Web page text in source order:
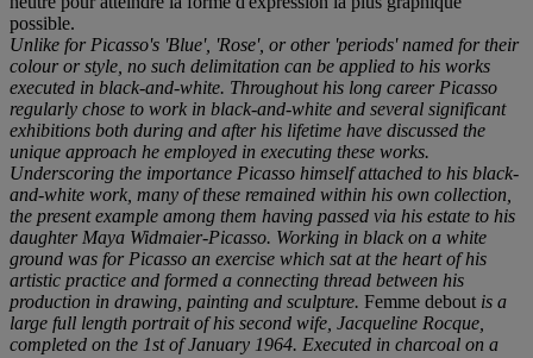
possible.
Unlike for Picasso's 'Blue', 'Rose', or other 'periods' named for their
colour or style, no such delimitation can be applied to his works
executed in black-and-white. Throughout his long career Picasso
regularly chose to work in black-and-white and several significant
exhibitions both during and after his lifetime have discussed the
unique approach he employed in executing these works.
Underscoring the importance Picasso himself attached to his black-
and-white work, many of these remained within his own collection,
the present example among them having passed via his estate to his
daughter Maya Widmaier-Picasso. Working in black on a white
ground was for Picasso an exercise which sat at the heart of his
artistic practice and formed a connecting thread between his
production in drawing, painting and sculpture. Femme debout is a
large full length portrait of his second wife, Jacqueline Rocque,
completed on the 1st of January 1964. Executed in charcoal on a